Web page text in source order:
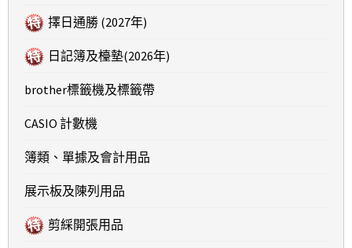
擇日通勝 (2027年)
日記簿及檯墊(2026年)
brother標籤機及標籤帶
CASIO 計數機
簿類、單據及會計用品
展示板及陳列用品
剪綵開張用品